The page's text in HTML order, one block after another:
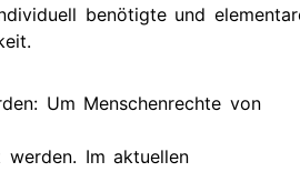
benötigte und
Um Menschenrechte von
werden. Im aktuellen